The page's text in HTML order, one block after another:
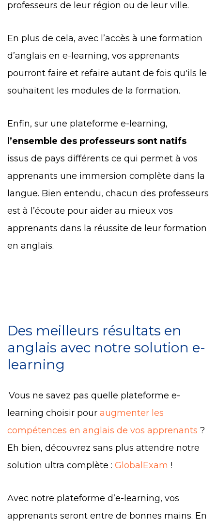
professeurs de leur région ou de leur ville.
En plus de cela, avec l’accès à une formation
d’anglais en e-learning, vos apprenants
pourront faire et refaire autant de fois qu'ils le
souhaitent les modules de la formation.
Enfin, sur une plateforme e-learning,
l’ensemble des professeurs sont natifs
issus de pays différents ce qui permet à vos
apprenants une immersion complète dans la
langue. Bien entendu, chacun des professeurs
est à l’écoute pour aider au mieux vos
apprenants dans la réussite de leur formation
en anglais.
Des meilleurs résultats en
anglais avec notre solution e-
learning
Vous ne savez pas quelle plateforme e-
learning choisir pour augmenter les
compétences en anglais de vos apprenants ?
Eh bien, découvrez sans plus attendre notre
solution ultra complète : GlobalExam !
Avec notre plateforme d’e-learning, vos
apprenants seront entre de bonnes mains. En